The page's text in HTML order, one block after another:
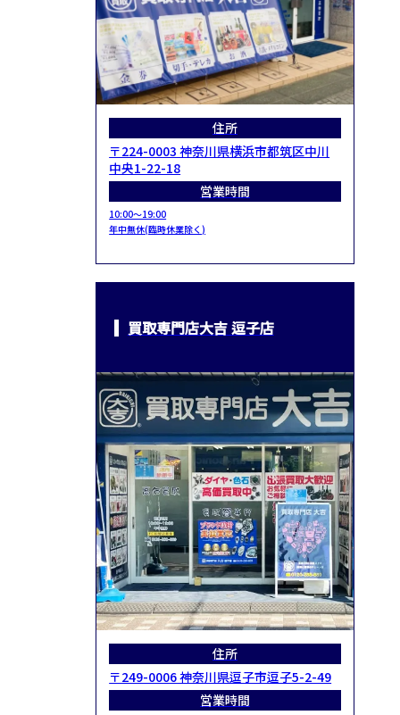
住所
〒224-0003 神奈川県横浜市都筑区中川
中央1-22-18
営業時間
10:00～19:00
年中無休(臨時休業除く)
買取専門店大吉 逗子店
住所
〒249-0006 神奈川県逗子市逗子5-2-49
営業時間